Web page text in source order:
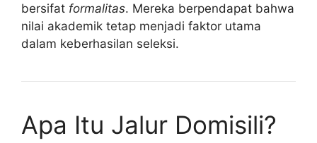
bersifat formalitas. Mereka berpendapat bahwa
nilai akademik tetap menjadi faktor utama
dalam keberhasilan seleksi.
Apa Itu Jalur Domisili?